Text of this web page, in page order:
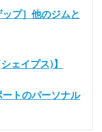
プ］他のジムと
ェイプス)】
トのパーソナル